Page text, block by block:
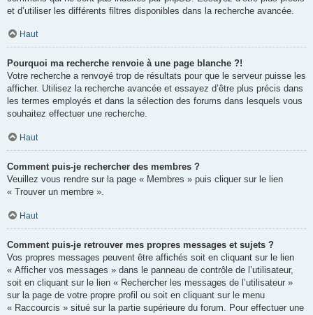
et d’utiliser les différents filtres disponibles dans la recherche avancée.
Haut
Pourquoi ma recherche renvoie à une page blanche ?!
Votre recherche a renvoyé trop de résultats pour que le serveur puisse les
afficher. Utilisez la recherche avancée et essayez d’être plus précis dans
les termes employés et dans la sélection des forums dans lesquels vous
souhaitez effectuer une recherche.
Haut
Comment puis-je rechercher des membres ?
Veuillez vous rendre sur la page « Membres » puis cliquer sur le lien
« Trouver un membre ».
Haut
Comment puis-je retrouver mes propres messages et sujets ?
Vos propres messages peuvent être affichés soit en cliquant sur le lien
« Afficher vos messages » dans le panneau de contrôle de l’utilisateur,
soit en cliquant sur le lien « Rechercher les messages de l’utilisateur »
sur la page de votre propre profil ou soit en cliquant sur le menu
« Raccourcis » situé sur la partie supérieure du forum. Pour effectuer une